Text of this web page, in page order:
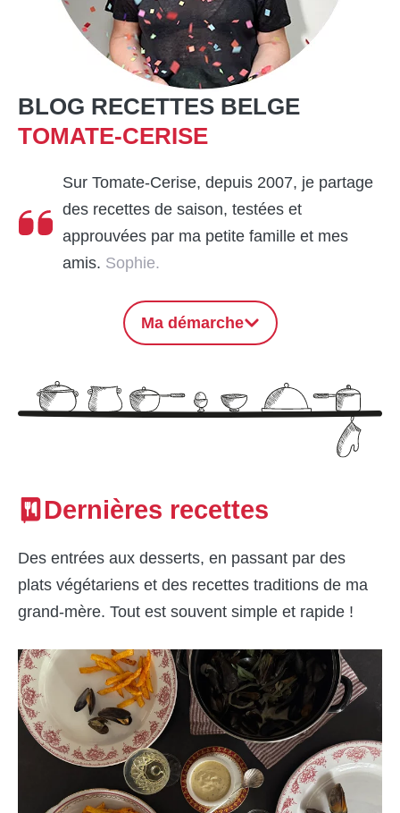
BLOG RECETTES BELGE
TOMATE-CERISE
Sur Tomate-Cerise, depuis 2007, je partage
des recettes de saison, testées et
approuvées par ma petite famille et mes
amis. Sophie.
Ma démarche
Dernières recettes
Des entrées aux desserts, en passant par des
plats végétariens et des recettes traditions de ma
grand-mère. Tout est souvent simple et rapide !